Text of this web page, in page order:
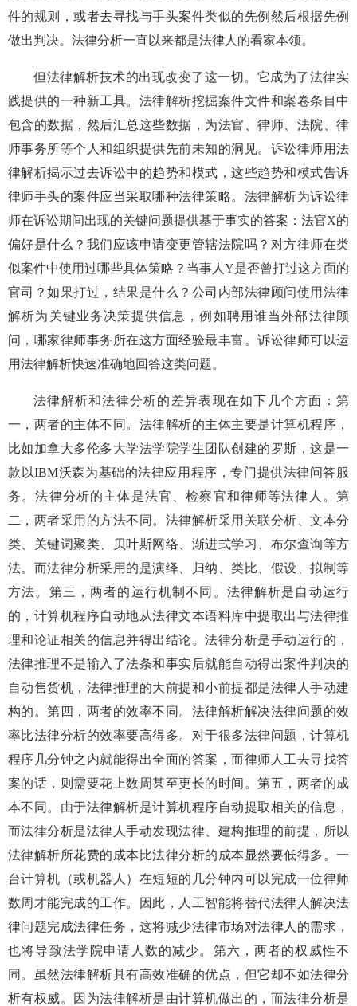
件的规则，或者去寻找与手头案件类似的先例然后根据先例
做出判决。法律分析一直以来都是法律人的看家本领。
但法律解析技术的出现改变了这一切。它成为了法律实
践提供的一种新工具。法律解析挖掘案件文件和案卷条目中
包含的数据，然后汇总这些数据，为法官、律师、法院、律
师事务所等个人和组织提供先前未知的洞见。诉讼律师用法
律解析揭示过去诉讼中的趋势和模式，这些趋势和模式告诉
律师手头的案件应当采取哪种法律策略。法律解析为诉讼律
师在诉讼期间出现的关键问题提供基于事实的答案：法官X的
偏好是什么？我们应该申请变更管辖法院吗？对方律师在类
似案件中使用过哪些具体策略？当事人Y是否曾打过这方面的
官司？如果打过，结果是什么？公司内部法律顾问使用法律
解析为关键业务决策提供信息，例如聘用谁当外部法律顾
问，哪家律师事务所在这方面经验最丰富。诉讼律师可以运
用法律解析快速准确地回答这类问题。
法律解析和法律分析的差异表现在如下几个方面：第
一，两者的主体不同。法律解析的主体主要是计算机程序，
比如加拿大多伦多大学法学院学生团队创建的罗斯，这是一
款以IBM沃森为基础的法律应用程序，专门提供法律问答服
务。法律分析的主体是法官、检察官和律师等法律人。第
二，两者采用的方法不同。法律解析采用关联分析、文本分
类、关键词聚类、贝叶斯网络、渐进式学习、布尔查询等方
法。而法律分析采用的是演绎、归纳、类比、假设、拟制等
方法。第三，两者的运行机制不同。法律解析是自动运行
的，计算机程序自动地从法律文本语料库中提取出与法律推
理和论证相关的信息并得出结论。法律分析是手动运行的，
法律推理不是输入了法条和事实后就能自动得出案件判决的
自动售货机，法律推理的大前提和小前提都是法律人手动建
构的。第四，两者的效率不同。法律解析解决法律问题的效
率比法律分析的效率要高得多。对于很多法律问题，计算机
程序几分钟之内就能得出全面的答案，而律师人工去寻找答
案的话，则需要花上数周甚至更长的时间。第五，两者的成
本不同。由于法律解析是计算机程序自动提取相关的信息，
而法律分析是法律人手动发现法律、建构推理的前提，所以
法律解析所花费的成本比法律分析的成本显然要低得多。一
台计算机（或机器人）在短短的几分钟内可以完成一位律师
数周才能完成的工作。因此，人工智能将替代法律人解决法
律问题完成法律任务，这将减少法律市场对法律人的需求，
也将导致法学院申请人数的减少。第六，两者的权威性不
同。虽然法律解析具有高效准确的优点，但它却不如法律分
析有权威。因为法律解析是由计算机做出的，而法律分析是